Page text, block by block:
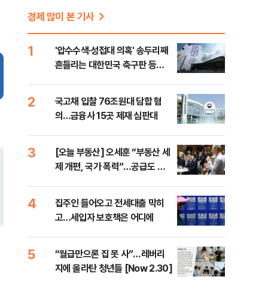
경제 많이 본 기사
1
'압수수색·성접대 의혹' 송두리째
흔들리는 대한민국 축구판 등
2
국고채 입찰 76조원대 담합 혐
의…금융사 15곳 제재 심판대
3
[오늘 부동산] 오세훈 “부동산 세
제 개편, 국가 폭력”…공급도 정
4
집주인 들어오고 전세대출 막히
고…세입자 보호책은 어디에
5
“월급만으론 집 못 사”…레버리
지에 올라탄 청년들 [Now 2.30]